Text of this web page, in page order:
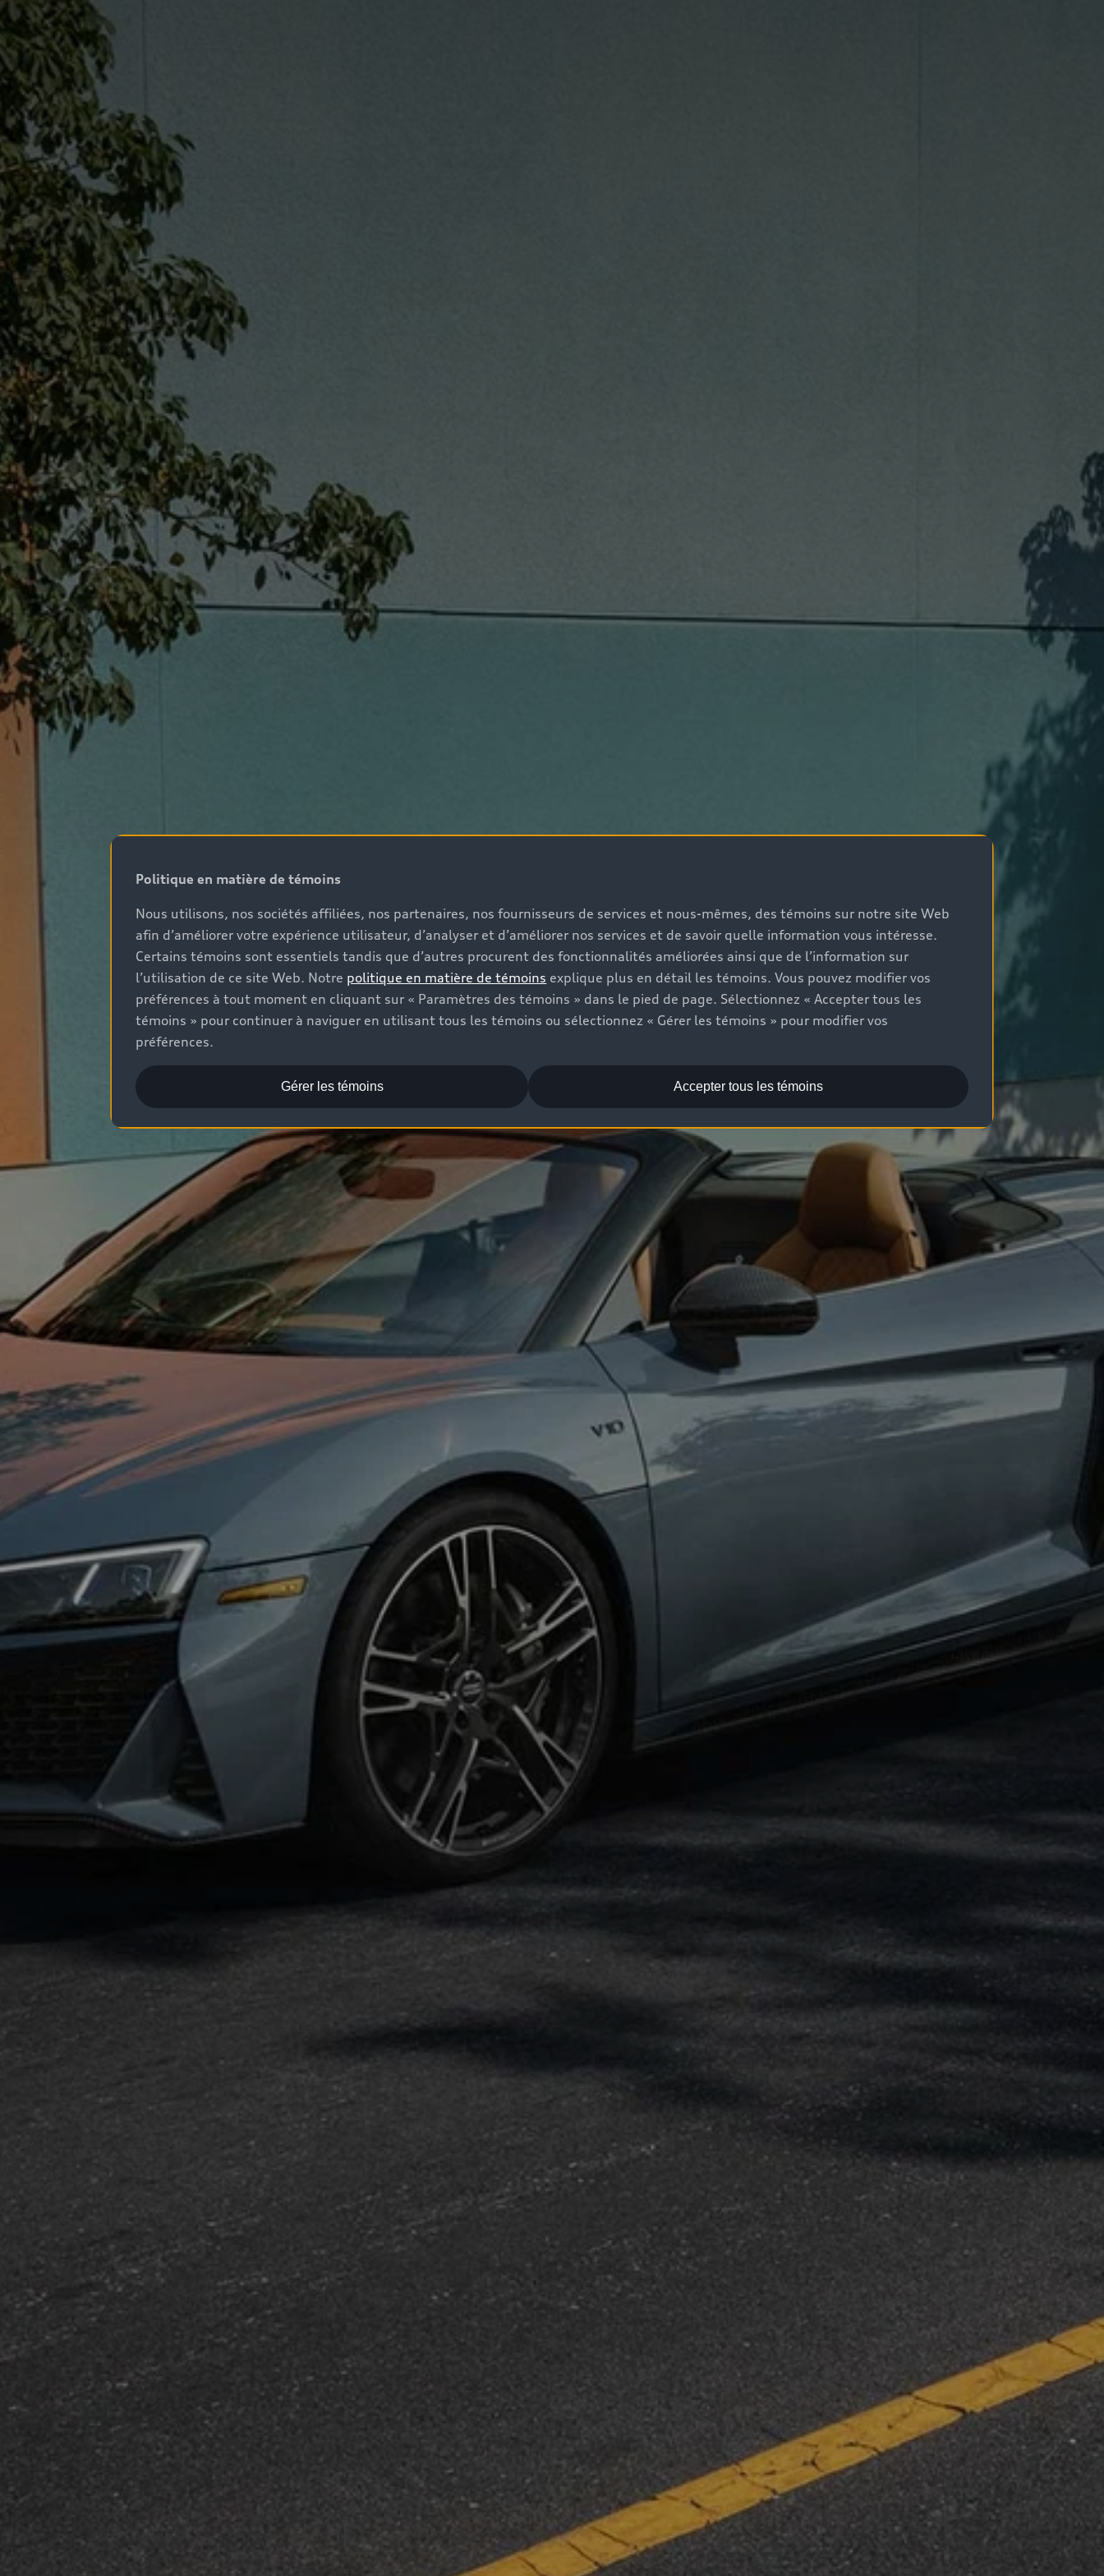
Politique en matière de témoins
Nous utilisons, nos sociétés affiliées, nos partenaires, nos fournisseurs de services et nous-mêmes, des témoins sur notre site Web
afin d’améliorer votre expérience utilisateur, d’analyser et d’améliorer nos services et de savoir quelle information vous intéresse.
Certains témoins sont essentiels tandis que d’autres procurent des fonctionnalités améliorées ainsi que de l’information sur
l’utilisation de ce site Web. Notre politique en matière de témoins explique plus en détail les témoins. Vous pouvez modifier vos
préférences à tout moment en cliquant sur « Paramètres des témoins » dans le pied de page. Sélectionnez « Accepter tous les
témoins » pour continuer à naviguer en utilisant tous les témoins ou sélectionnez « Gérer les témoins » pour modifier vos
préférences.
Accepter tous les témoins
Gérer les témoins